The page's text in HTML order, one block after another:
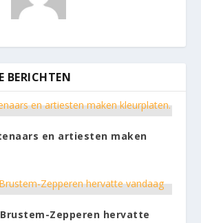
BERICHTEN
en artiesten maken
Brustem-Zepperen hervatte